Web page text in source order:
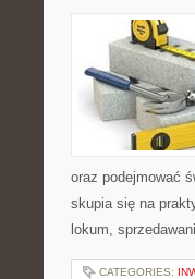
oraz podejmować
skupia się na
lokum,
CATEGORIES: